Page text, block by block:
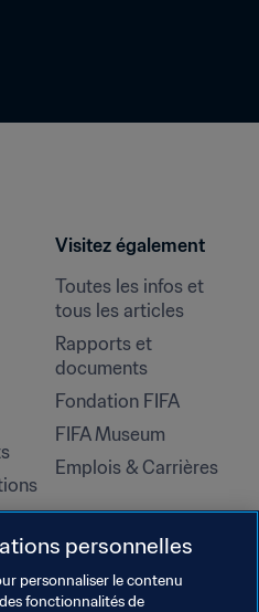
Visitez également
Toutes les infos et
tous les articles
Rapports et
documents
Fondation FIFA
FIFA Museum
Emplois & Carrières
personnelles
personnaliser le contenu
fonctionnalités de